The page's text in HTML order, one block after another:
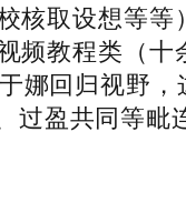
核取设想等
频教程类（
娜回归视野
过盈共同等毗